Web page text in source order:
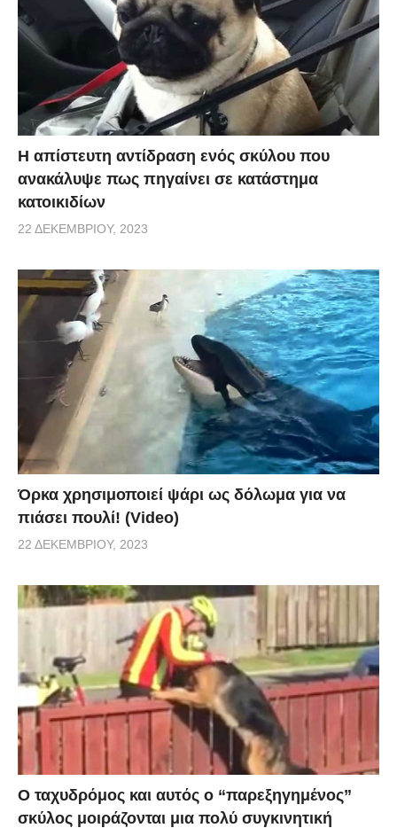
Η απίστευτη αντίδραση ενός σκύλου που
ανακάλυψε πως πηγαίνει σε κατάστημα
κατοικιδίων
22 ΔΕΚΕΜΒΡΊΟΥ, 2023
Όρκα χρησιμοποιεί ψάρι ως δόλωμα για να
πιάσει πουλί! (Video)
22 ΔΕΚΕΜΒΡΊΟΥ, 2023
Ο ταχυδρόμος και αυτός ο “παρεξηγημένος”
σκύλος μοιράζονται μια πολύ συγκινητική